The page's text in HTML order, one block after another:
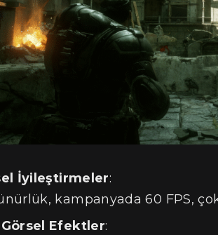
İyileştirmeler:
kampanyada 60 FPS,
Görsel Efektler: